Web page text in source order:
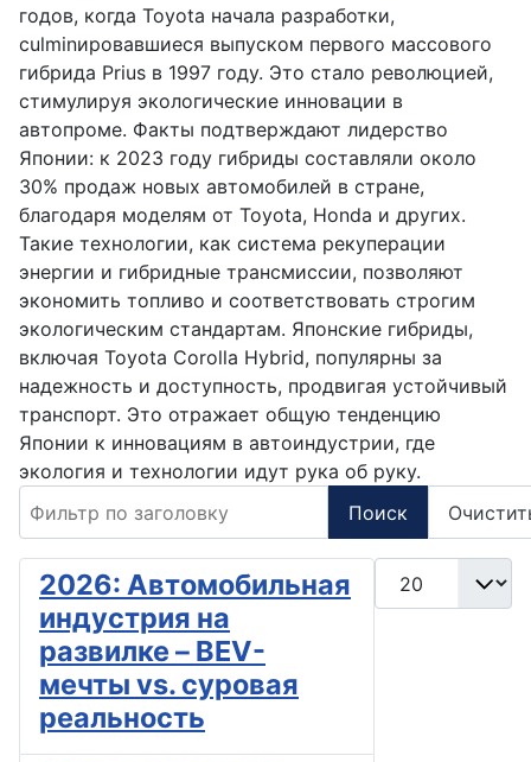
годов, когда Toyota начала разработки,
culminировавшиеся выпуском первого массового
гибрида Prius в 1997 году. Это стало революцией,
стимулируя экологические инновации в
автопроме. Факты подтверждают лидерство
Японии: к 2023 году гибриды составляли около
30% продаж новых автомобилей в стране,
благодаря моделям от Toyota, Honda и других.
Такие технологии, как система рекуперации
энергии и гибридные трансмиссии, позволяют
экономить топливо и соответствовать строгим
экологическим стандартам. Японские гибриды,
включая Toyota Corolla Hybrid, популярны за
надежность и доступность, продвигая устойчивый
транспорт. Это отражает общую тенденцию
Японии к инновациям в автоиндустрии, где
экология и технологии идут рука об руку.
Поиск
Кол-во строк:
2026: Автомобильная
индустрия на
развилке – BEV-
мечты vs. суровая
реальность